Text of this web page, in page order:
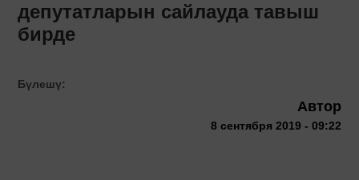
депутатларын сайлауда тавыш
бирде
Бүлешү:
Автор
8 сентября 2019 - 09:22